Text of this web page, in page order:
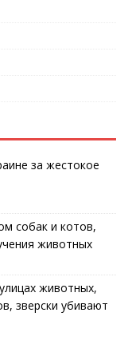
за жестокое
собак и котов,
животных
животных,
зверски убивают